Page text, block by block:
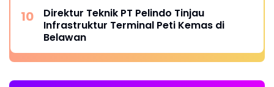
Direktur Teknik PT Pelindo Tinjau
Infrastruktur Terminal Peti Kemas di
Belawan